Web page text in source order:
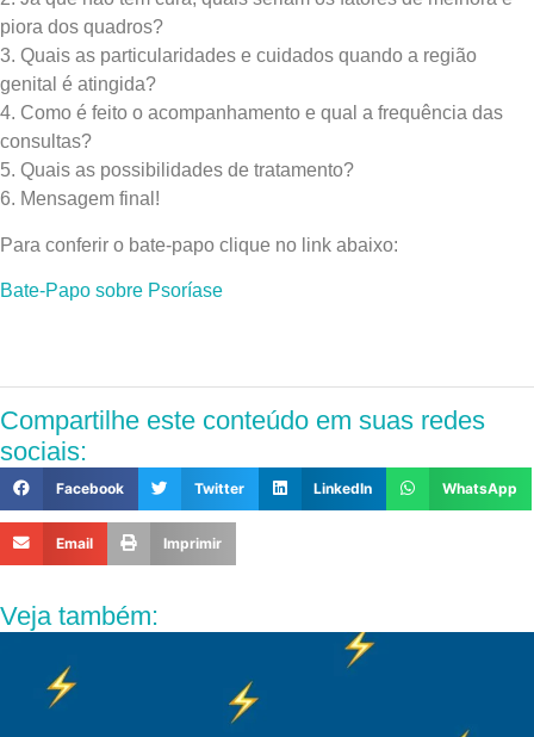
piora dos quadros?
3. Quais as particularidades e cuidados quando a região
genital é atingida?
4. Como é feito o acompanhamento e qual a frequência das
consultas?
5. Quais as possibilidades de tratamento?
6. Mensagem final!
Para conferir o bate-papo clique no link abaixo:
Bate-Papo sobre Psoríase
Compartilhe este conteúdo em suas redes
sociais:
Facebook Twitter LinkedIn WhatsApp
Email Imprimir
Veja também: